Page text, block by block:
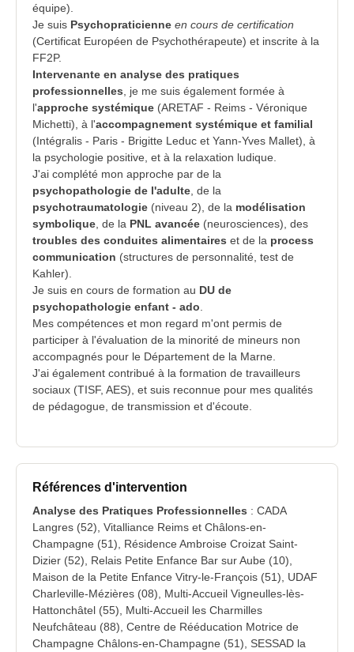
équipe).
Je suis Psychopraticienne en cours de certification
(Certificat Européen de Psychothérapeute) et inscrite à la
FF2P.
Intervenante en analyse des pratiques
professionnelles , je me suis également formée à
l'approche systémique (ARETAF - Reims - Véronique
Michetti), à l'accompagnement systémique et familial
(Intégralis - Paris - Brigitte Leduc et Yann-Yves Mallet), à
la psychologie positive, et à la relaxation ludique.
J'ai complété mon approche par de la
psychopathologie de l'adulte , de la
psychotraumatologie (niveau 2), de la modélisation
symbolique , de la PNL avancée (neurosciences), des
troubles des conduites alimentaires et de la process
communication (structures de personnalité, test de
Kahler).
Je suis en cours de formation au DU de
psychopathologie enfant - ado
Mes compétences et mon regard m'ont permis de
participer à l'évaluation de la minorité de mineurs non
accompagnés pour le Département de la Marne.
J'ai également contribué à la formation de travailleurs
sociaux (TISF, AES), et suis reconnue pour mes qualités
de pédagogue, de transmission et d'écoute.
Références d'intervention
Analyse des Pratiques Professionnelles : CADA
Langres (52), Vitalliance Reims et Châlons-en-
Champagne (51), Résidence Ambroise Croizat Saint-
Dizier (52), Relais Petite Enfance Bar sur Aube (10),
Maison de la Petite Enfance Vitry-le-François (51), UDAF
Charleville-Mézières (08), Multi-Accueil Vigneulles-lès-
Hattonchâtel (55), Multi-Accueil les Charmilles
Neufchâteau (88), Centre de Rééducation Motrice de
Champagne Châlons-en-Champagne (51), SESSAD la